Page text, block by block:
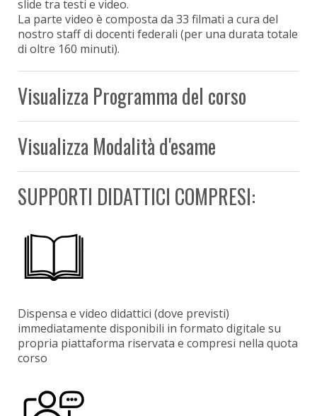
slide tra testi e video.
La parte video è composta da 33 filmati a cura del
nostro staff di docenti federali (per una durata totale
di oltre 160 minuti).
Visualizza Programma del corso
Visualizza Modalità d'esame
SUPPORTI DIDATTICI COMPRESI:
Dispensa e video didattici (dove previsti)
immediatamente disponibili in formato digitale su
propria piattaforma riservata e compresi nella quota
corso